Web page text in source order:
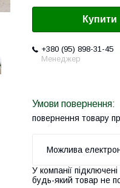
Купити
+380 (95) 898-31-45
Менеджер
повернення товару
У компанії
будь-який товар не